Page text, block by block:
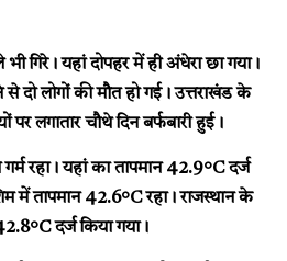
गिरे। यहां दोपहर में ही अंधेरा छा गया।
से दो लोगों की मौत हो गई। उत्तराखंड के
लगातार चौथे दिन बर्फबारी हुई।
रहा। यहां का तापमान 42.9°C दर्ज
में तापमान 42.6°C रहा। राजस्थान के
दर्ज किया गया।